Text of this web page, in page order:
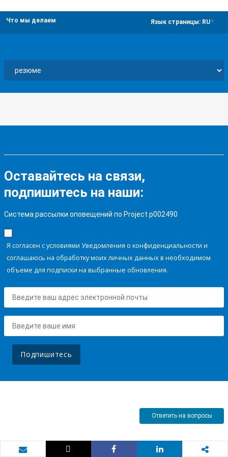
Что мы делаем Язык страницы: RU
Оставайтесь на связи,
подпишитесь на наши:
Система рассылки оповещений по Project p002490
Я согласен с условиями Уведомления о конфиденциальности и
соглашаюсь на обработку моих личных данных в необходимом
объеме для подписки на выбранные обновления.
Подпишитесь
Ответить на вопросы